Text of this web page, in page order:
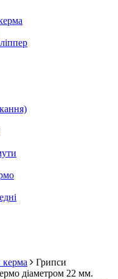
керма
Грипси
діаметром 22 мм.